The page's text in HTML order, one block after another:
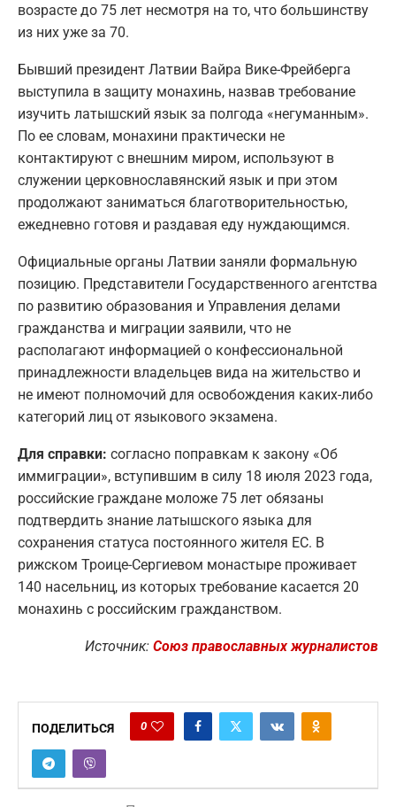
возрасте до 75 лет несмотря на то, что большинству
из них уже за 70.
Бывший президент Латвии Вайра Вике-Фрейберга
выступила в защиту монахинь, назвав требование
изучить латышский язык за полгода «негуманным».
По ее словам, монахини практически не
контактируют с внешним миром, используют в
служении церковнославянский язык и при этом
продолжают заниматься благотворительностью,
ежедневно готовя и раздавая еду нуждающимся.
Официальные органы Латвии заняли формальную
позицию. Представители Государственного агентства
по развитию образования и Управления делами
гражданства и миграции заявили, что не
располагают информацией о конфессиональной
принадлежности владельцев вида на жительство и
не имеют полномочий для освобождения каких-либо
категорий лиц от языкового экзамена.
Для справки: согласно поправкам к закону «Об
иммиграции», вступившим в силу 18 июля 2023 года,
российские граждане моложе 75 лет обязаны
подтвердить знание латышского языка для
сохранения статуса постоянного жителя ЕС. В
рижском Троице-Сергиевом монастыре проживает
140 насельниц, из которых требование касается 20
монахинь с российским гражданством.
Источник: Союз православных журналистов
ПОДЕЛИТЬСЯ 0